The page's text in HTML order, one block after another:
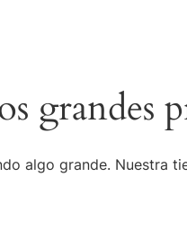
grandes
algo grande. Nuestra